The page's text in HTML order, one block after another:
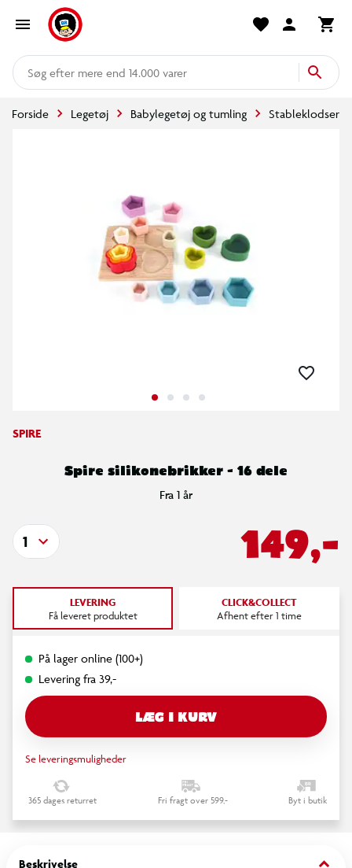
mere end 14.000 varer
Forside Legetøj Babylegetøj og tumling Stableklodser
SPIRE
Spire silikonebrikker - 16 dele
Fra 1 år
149,-
1
LEVERING
Få leveret produktet
CLICK&COLLECT
Afhent efter 1 time
På lager online (100+)
Levering fra 39,-
LÆG I KURV
Se leveringsmuligheder
365 dages returret Fri fragt over 599,- Byt i butik
Beskrivelse